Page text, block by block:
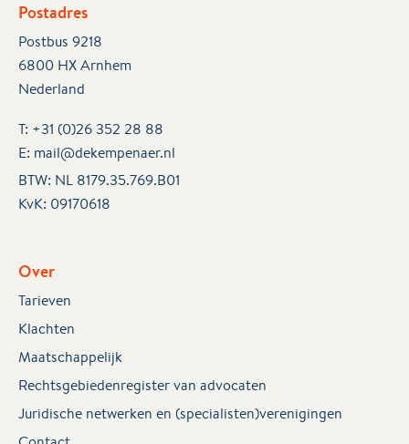
Postadres
Postbus 9218
6800 HX Arnhem
Nederland
T: +31 (0)26 352 28 88
E: mail@dekempenaer.nl
BTW: NL 8179.35.769.B01
KvK: 09170618
Over
Tarieven
Klachten
Maatschappelijk
Rechtsgebiedenregister van advocaten
Juridische netwerken en (specialisten)verenigingen